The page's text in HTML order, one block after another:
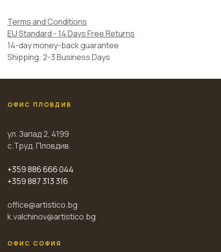
Terms and Conditions
EU Standard - 14 Days Free Returns
14-day money-back guarantee
Shipping: 2-3 Business Days
ОФИС ПЛОВДИВ
ул. Запад 2, 4199
с.Труд, Пловдив
+359 886 666 044
+359 887 313 316
office@artistico.bg
k.valchinov@artistico.bg
ОФИС СОФИЯ